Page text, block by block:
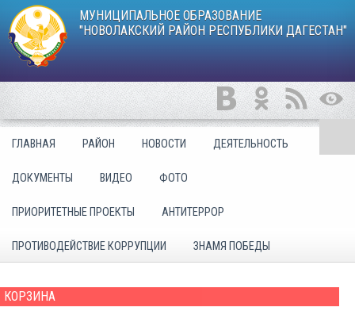
МУНИЦИПАЛЬНОЕ ОБРАЗОВАНИЕ
"НОВОЛАКСКИЙ РАЙОН РЕСПУБЛИКИ ДАГЕСТАН"
ГЛАВНАЯ РАЙОН НОВОСТИ ДЕЯТЕЛЬНОСТЬ
ДОКУМЕНТЫ ВИДЕО ФОТО
ПРИОРИТЕТНЫЕ ПРОЕКТЫ АНТИТЕРРОР
ПРОТИВОДЕЙСТВИЕ КОРРУПЦИИ ЗНАМЯ ПОБЕДЫ
КОРЗИНА